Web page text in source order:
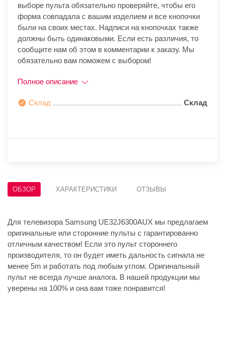
выборе пульта обязательно проверяйте, чтобы его
форма совпадала с вашим изделием и все кнопочки
были на своих местах. Надписи на кнопочках также
должны быть одинаковыми. Если есть различия, то
сообщите нам об этом в комментарии к заказу. Мы
обязательно вам поможем с выбором!
Полное описание
Склад Склад
ОБЗОР ХАРАКТЕРИСТИКИ ОТЗЫВЫ
Для телевизора Samsung UE32J6300AUX мы предлагаем
оригинальные или сторонние пульты с гарантированно
отличным качеством! Если это пульт стороннего
производителя, то он будет иметь дальность сигнала не
менее 5m и работать под любым углом. Оригинальный
пульт не всегда лучше аналога. В нашей продукции мы
уверены на 100% и она вам тоже понравится!